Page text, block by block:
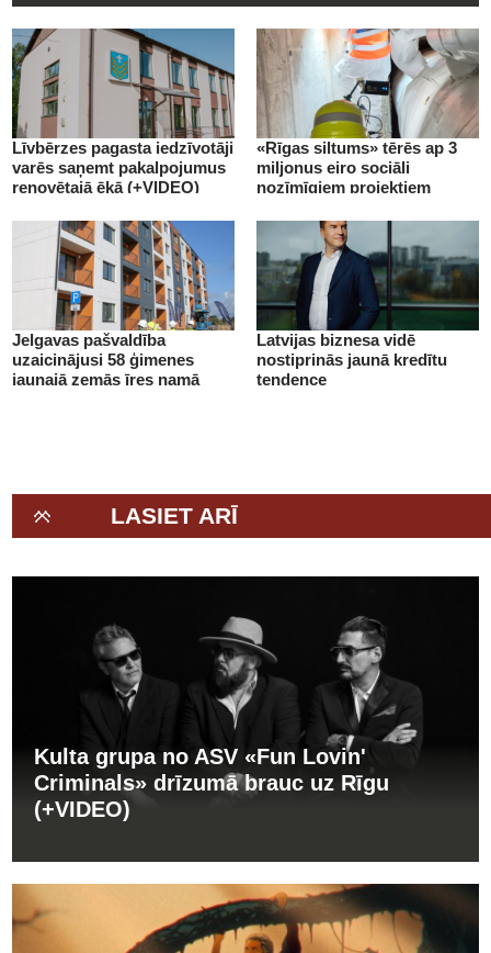
Līvbērzes pagasta iedzīvotāji
varēs saņemt pakalpojumus
renovētajā ēkā (+VIDEO)
«Rīgas siltums» tērēs ap 3
miljonus eiro sociāli
nozīmīgiem projektiem
Jelgavas pašvaldība
uzaicinājusi 58 ģimenes
jaunajā zemās īres namā
Latvijas biznesa vidē
nostiprinās jaunā kredītu
tendence
LASIET ARĪ
Kulta grupa no ASV «Fun Lovin'
Criminals» drīzumā brauc uz Rīgu
(+VIDEO)